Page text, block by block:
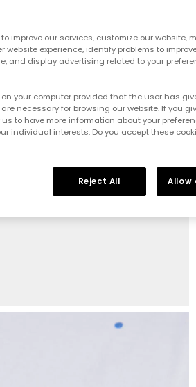
improve our services, customize our website,
website experience, identify problems to
and display advertising related to your
your computer provided that the user has
necessary for browsing our website. If you
to have more information about your
individual interests. Do you accept these
Reject All Allow